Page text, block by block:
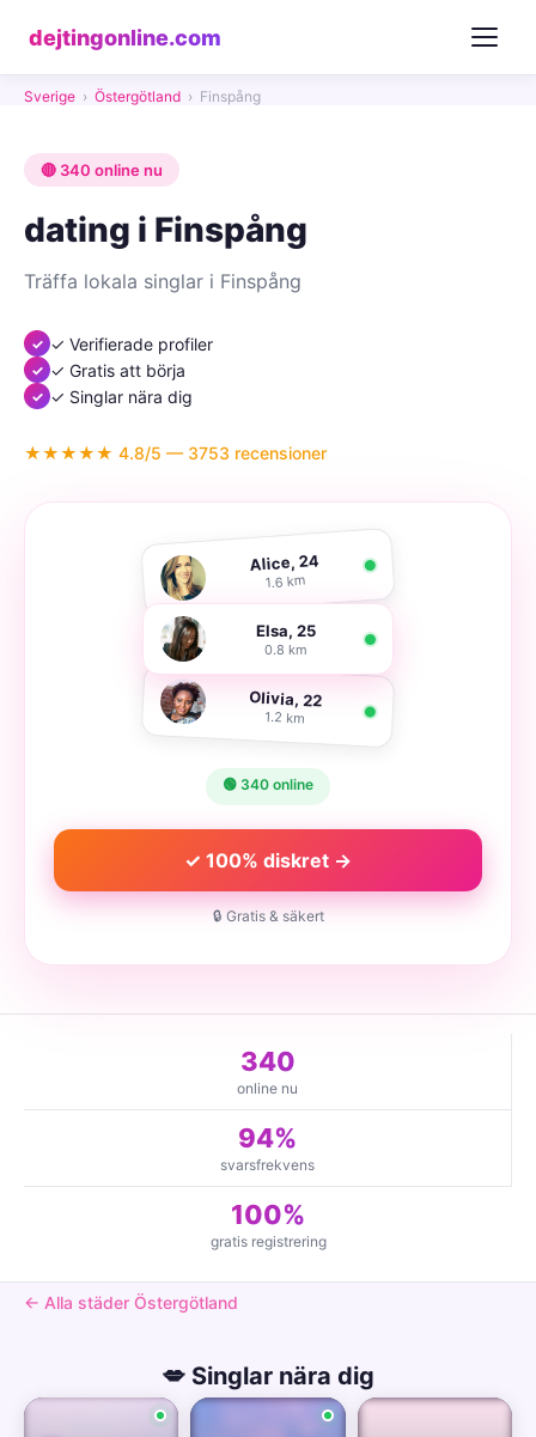
dejtingonline.com
Sverige › Östergötland › Finspång
🔴 340 online nu
dating i Finspång
Träffa lokala singlar i Finspång
✓ Verifierade profiler
✓ Gratis att börja
✓ Singlar nära dig
★★★★★ 4.8/5 — 3753 recensioner
Alice, 24
1.6 km
Elsa, 25
0.8 km
Olivia, 22
1.2 km
🟢 340 online
✓ 100% diskret →
🔒 Gratis & säkert
340
online nu
94%
svarsfrekvens
100%
gratis registrering
← Alla städer Östergötland
💋 Singlar nära dig